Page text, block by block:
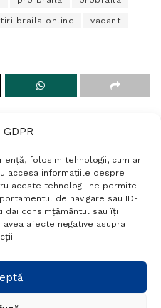
folosim tehnologii, cum ar
accesa informațiile despre
aceste tehnologii ne permite
de navigare sau ID-
dai consimțământul sau îți
afecte negative asupra
braila online vacant
de confidențialitate
GDPR
788 760 194